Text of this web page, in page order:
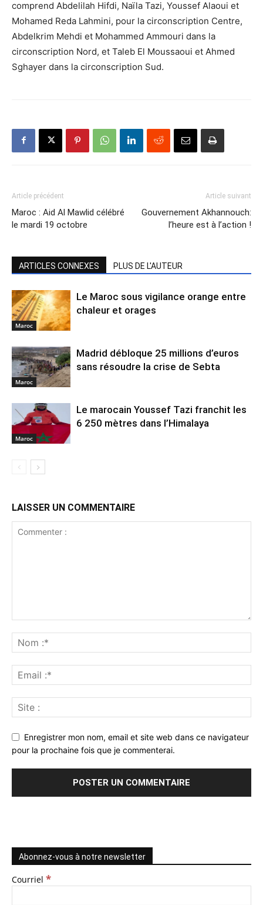
comprend Abdelilah Hifdi, Naïla Tazi, Youssef Alaoui et
Mohamed Reda Lahmini, pour la circonscription Centre,
Abdelkrim Mehdi et Mohammed Ammouri dans la
circonscription Nord, et Taleb El Moussaoui et Ahmed
Sghayer dans la circonscription Sud.
Article précédent
Maroc : Aid Al Mawlid célébré
le mardi 19 octobre
Article suivant
Gouvernement Akhannouch:
l’heure est à l’action !
ARTICLES CONNEXES PLUS DE L'AUTEUR
Maroc
Le Maroc sous vigilance orange entre
chaleur et orages
Maroc
Madrid débloque 25 millions d’euros
sans résoudre la crise de Sebta
Maroc
Le marocain Youssef Tazi franchit les
6 250 mètres dans l’Himalaya
LAISSER UN COMMENTAIRE
Enregistrer mon nom, email et site web dans ce navigateur
pour la prochaine fois que je commenterai.
Abonnez-vous à notre newsletter
Courriel *